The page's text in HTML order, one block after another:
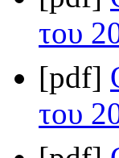
του
[pdf]
του